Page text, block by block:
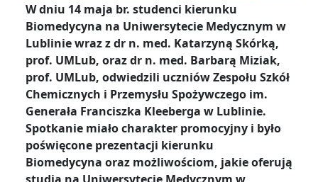
W dniu 14 maja br. studenci kierunku
Biomedycyna na Uniwersytecie Medycznym w
Lublinie wraz z dr n. med. Katarzyną Skórką,
prof. UMLub, oraz dr n. med. Barbarą Miziak,
prof. UMLub, odwiedzili uczniów Zespołu Szkół
Chemicznych i Przemysłu Spożywczego im.
Generała Franciszka Kleeberga w Lublinie.
Spotkanie miało charakter promocyjny i było
poświęcone prezentacji kierunku
Biomedycyna oraz możliwościom, jakie oferują